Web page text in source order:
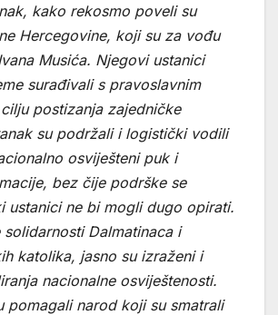
kako rekosmo poveli su
Hercegovine, koji su za vođu
Musića. Njegovi ustanici
surađivali s pravoslavnim
postizanja zajedničke
su podržali i logistički vodili
osviješteni puk i
bez čije podrške se
ustanici ne bi mogli dugo opirati.
solidarnosti Dalmatinaca i
katolika, jasno su izraženi i
nacionalne osviještenosti.
pomagali narod koji su smatrali